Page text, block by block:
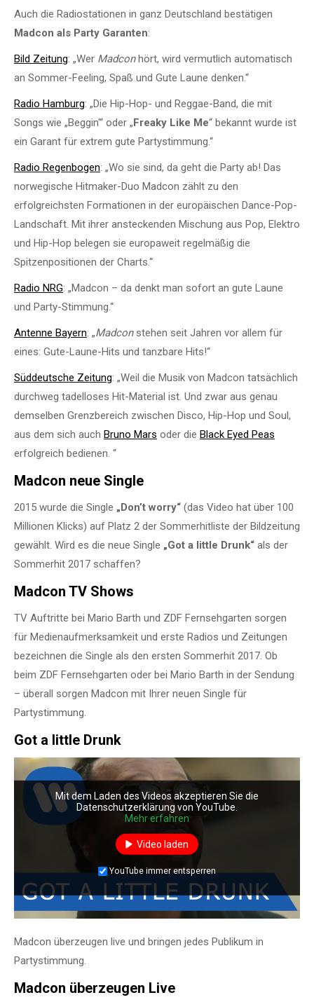
Auch die Radiostationen in ganz Deutschland bestätigen
Madcon als Party Garanten:
Bild Zeitung: „Wer Madconhört, wird vermutlich automatisch
an Sommer-Feeling, Spaß und Gute Laune denken.“
Radio Hamburg: „Die Hip-Hop- und Reggae-Band, die mit
Songs wie „Beggin'“ oder „Freaky Like Me“ bekannt wurde ist
ein Garant für extrem gute Partystimmung.“
Radio Regenbogen: „Wo sie sind, da geht die Party ab! Das
norwegische Hitmaker-Duo Madcon zählt zu den
erfolgreichsten Formationen in der europäischen Dance-Pop-
Landschaft. Mit ihrer ansteckenden Mischung aus Pop, Elektro
und Hip-Hop belegen sie europaweit regelmäßig die
Spitzenpositionen der Charts.“
Radio NRG: „Madcon – da denkt man sofort an gute Laune
und Party-Stimmung.“
Antenne Bayern: „Madconstehen seit Jahren vor allem für
eines: Gute-Laune-Hits und tanzbare Hits!“
Süddeutsche Zeitung: „Weil die Musik von Madcon tatsächlich
durchweg tadelloses Hit-Material ist. Und zwar aus genau
demselben Grenzbereich zwischen Disco, Hip-Hop und Soul,
aus dem sich auch Bruno Mars oder die Black Eyed Peas
erfolgreich bedienen. “
Madcon neue Single
2015 wurde die Single „Don’t worry“ (das Video hat über 100
Millionen Klicks) auf Platz 2 der Sommerhitliste der Bildzeitung
gewählt. Wird es die neue Single „Got a little Drunk“ als der
Sommerhit 2017 schaffen?
Madcon TV Shows
TV Auftritte bei Mario Barth und ZDF Fernsehgarten sorgen
für Medienaufmerksamkeit und erste Radios und Zeitungen
bezeichnen die Single als den ersten Sommerhit 2017. Ob
beim ZDF Fernsehgarten oder bei Mario Barth in der Sendung
– überall sorgen Madcon mit Ihrer neuen Single für
Partystimmung.
Got a little Drunk
Mit dem Laden des Videos akzeptieren Sie die
Datenschutzerklärung von YouTube.
Mehr erfahren
Video laden
YouTube immer entsperren
Madcon überzeugen live und bringen jedes Publikum in
Partystimmung.
Madcon überzeugen Live